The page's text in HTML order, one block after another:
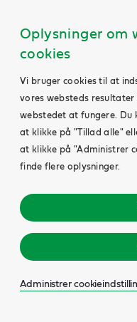
Oplysninger om
cookies
Vi bruger cookies til at
vores websteds
webstedet at fungere. Du
at klikke på "Tillad alle"
at klikke på "Administrer
finde flere oplysninger.
Administrer